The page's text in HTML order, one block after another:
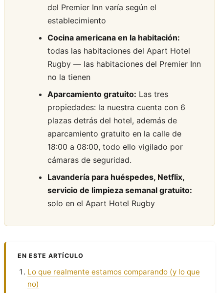
del Premier Inn varía según el
establecimiento
Cocina americana en la habitación:
todas las habitaciones del Apart Hotel
Rugby — las habitaciones del Premier Inn
no la tienen
Aparcamiento gratuito: Las tres
propiedades: la nuestra cuenta con 6
plazas detrás del hotel, además de
aparcamiento gratuito en la calle de
18:00 a 08:00, todo ello vigilado por
cámaras de seguridad.
Lavandería para huéspedes, Netflix,
servicio de limpieza semanal gratuito:
solo en el Apart Hotel Rugby
EN ESTE ARTÍCULO
Lo que realmente estamos comparando (y lo que
no)